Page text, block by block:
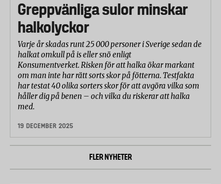
Greppvänliga sulor minskar
halkolyckor
Varje år skadas runt 25 000 personer i Sverige sedan de
halkat omkull på is eller snö enligt
Konsumentverket. Risken för att halka ökar markant
om man inte har rätt sorts skor på fötterna. Testfakta
har testat 40 olika sorters skor för att avgöra vilka som
håller dig på benen – och vilka du riskerar att halka
med.
19 DECEMBER 2025
FLER NYHETER